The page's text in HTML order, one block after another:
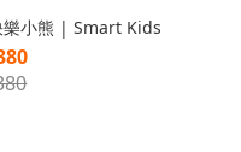
樂小熊 | Smart Kids